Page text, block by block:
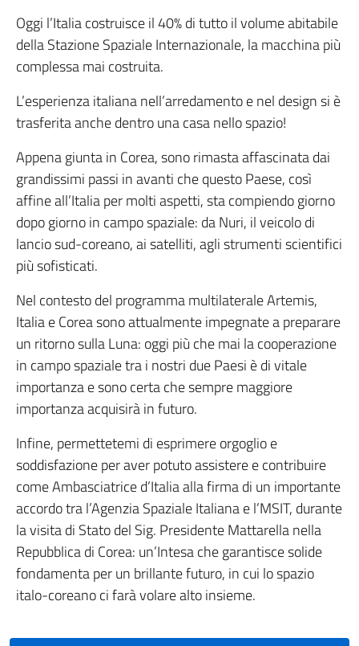
Oggi l’Italia costruisce il 40% di tutto il volume abitabile
della Stazione Spaziale Internazionale, la macchina più
complessa mai costruita.
L’esperienza italiana nell’arredamento e nel design si è
trasferita anche dentro una casa nello spazio!
Appena giunta in Corea, sono rimasta affascinata dai
grandissimi passi in avanti che questo Paese, così
affine all’Italia per molti aspetti, sta compiendo giorno
dopo giorno in campo spaziale: da Nuri, il veicolo di
lancio sud-coreano, ai satelliti, agli strumenti scientifici
più sofisticati.
Nel contesto del programma multilaterale Artemis,
Italia e Corea sono attualmente impegnate a preparare
un ritorno sulla Luna: oggi più che mai la cooperazione
in campo spaziale tra i nostri due Paesi è di vitale
importanza e sono certa che sempre maggiore
importanza acquisirà in futuro.
Infine, permettetemi di esprimere orgoglio e
soddisfazione per aver potuto assistere e contribuire
come Ambasciatrice d’Italia alla firma di un importante
accordo tra l’Agenzia Spaziale Italiana e l’MSIT, durante
la visita di Stato del Sig. Presidente Mattarella nella
Repubblica di Corea: un’Intesa che garantisce solide
fondamenta per un brillante futuro, in cui lo spazio
italo-coreano ci farà volare alto insieme.